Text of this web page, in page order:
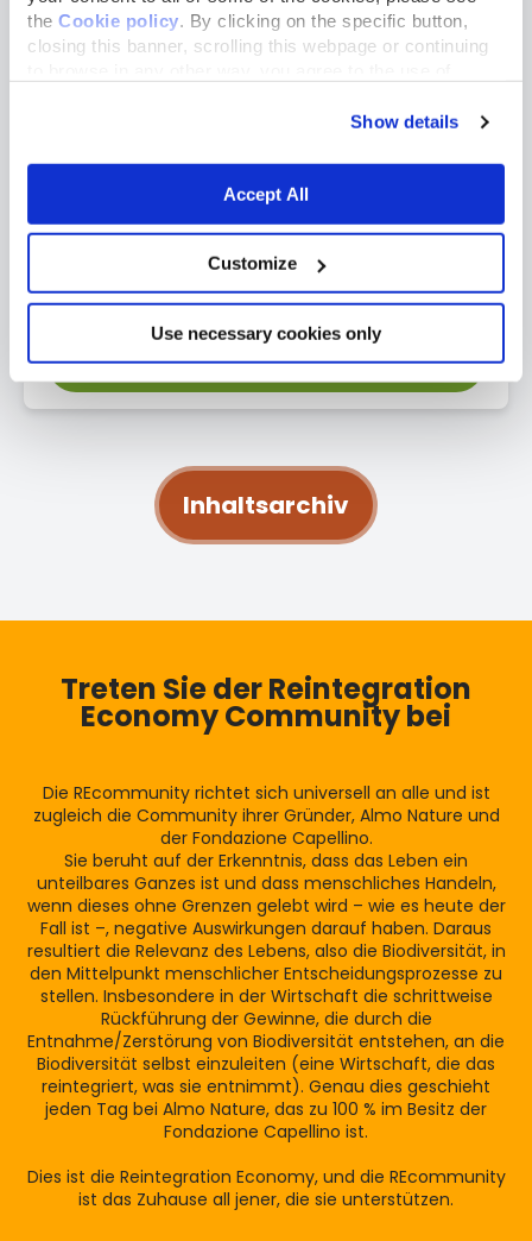
the Cookie policy. By clicking on the specific button,
closing this banner, scrolling this webpage or continuing
Show details
Accept All
Customize
Use necessary cookies only
Inhaltsarchiv
Treten Sie der Reintegration
Economy Community bei
Die REcommunity richtet sich universell an alle und ist
zugleich die Community ihrer Gründer, Almo Nature und
der Fondazione Capellino.
Sie beruht auf der Erkenntnis, dass das Leben ein
unteilbares Ganzes ist und dass menschliches Handeln,
wenn dieses ohne Grenzen gelebt wird – wie es heute der
Fall ist –, negative Auswirkungen darauf haben. Daraus
resultiert die Relevanz des Lebens, also die Biodiversität, in
den Mittelpunkt menschlicher Entscheidungsprozesse zu
stellen. Insbesondere in der Wirtschaft die schrittweise
Rückführung der Gewinne, die durch die
Entnahme/Zerstörung von Biodiversität entstehen, an die
Biodiversität selbst einzuleiten (eine Wirtschaft, die das
reintegriert, was sie entnimmt). Genau dies geschieht
jeden Tag bei Almo Nature, das zu 100 % im Besitz der
Fondazione Capellino ist.
Dies ist die Reintegration Economy, und die REcommunity
ist das Zuhause all jener, die sie unterstützen.